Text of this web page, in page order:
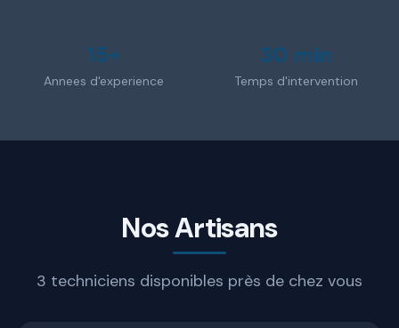
15+
Annees d'experience
30 min
Temps d'intervention
Nos Artisans
3 techniciens disponibles près de chez vous